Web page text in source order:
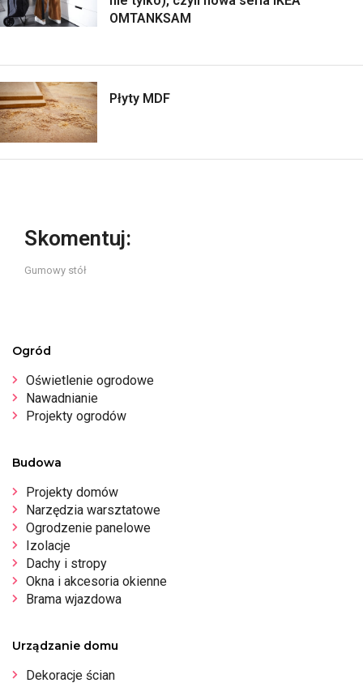
OMTANKSAM
Płyty MDF
Skomentuj:
Gumowy stół
Ogród
Oświetlenie ogrodowe
Nawadnianie
Projekty ogrodów
Budowa
Projekty domów
Narzędzia warsztatowe
Ogrodzenie panelowe
Izolacje
Dachy i stropy
Okna i akcesoria okienne
Brama wjazdowa
Urządzanie domu
Dekoracje ścian